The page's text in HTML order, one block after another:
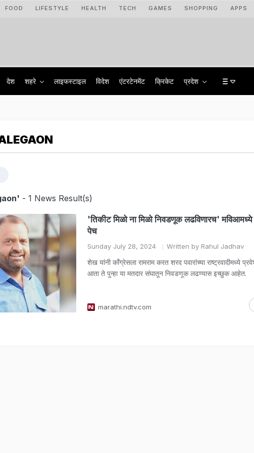
FOOD LIFESTYLE HEALTH TECH GAMES SHOPPING APPS
देश शहरे लाइफस्टाइल विदेश एंटरटेनमेंट क्रिकेट प्रदेश
- 1 News Result(s)
'तिकीट मिळो ना मिळो निवडणूक लढविणारच' मविआमध्ये
पेच
Sunday July 28, 2024 Written by Rahul Jadhav
शेख यांनी काँग्रेसला रामराम करत शरद पवारांच्या राष्ट्रवादीमध्ये
आता ते पुन्हा या मतदार संघातून निवडणूक लढण्यास इच्छुक आहेत.
marathi.ndtv.com